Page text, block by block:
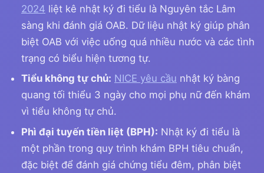
2024 liệt kê nhật ký đi tiểu là Nguyên tắc Lâm
sàng khi đánh giá OAB. Dữ liệu nhật ký giúp phân
biệt OAB với việc uống quá nhiều nước và các tình
trạng có biểu hiện tương tự.
Tiểu không tự chủ: NICE yêu cầu nhật ký bàng
quang tối thiểu 3 ngày cho mọi phụ nữ đến khám
vì tiểu không tự chủ.
Phì đại tuyến tiền liệt (BPH): Nhật ký đi tiểu là
một phần trong quy trình khám BPH tiêu chuẩn,
đặc biệt để đánh giá chứng tiểu đêm, phân biệt